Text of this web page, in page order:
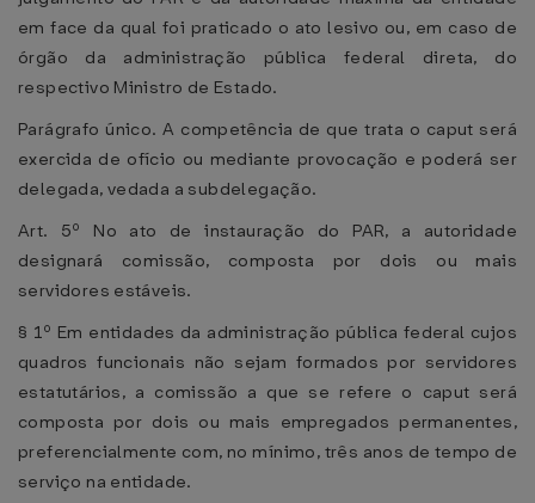
em face da qual foi praticado o ato lesivo ou, em caso de
órgão da administração pública federal direta, do
respectivo Ministro de Estado.
Parágrafo único. A competência de que trata o caput será
exercida de ofício ou mediante provocação e poderá ser
delegada, vedada a subdelegação.
Art. 5º No ato de instauração do PAR, a autoridade
designará comissão, composta por dois ou mais
servidores estáveis.
§ 1º Em entidades da administração pública federal cujos
quadros funcionais não sejam formados por servidores
estatutários, a comissão a que se refere o caput será
composta por dois ou mais empregados permanentes,
preferencialmente com, no mínimo, três anos de tempo de
serviço na entidade.